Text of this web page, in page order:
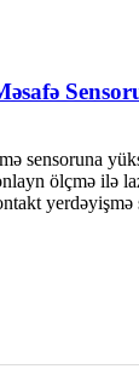
sensoruna
ölçmə ilə
yerdəyişmə